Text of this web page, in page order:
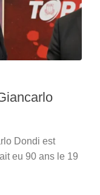
Dondi est
eu 90 ans le 19